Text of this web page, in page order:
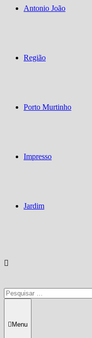
Antonio João
Região
Porto Murtinho
Impresso
Jardim
Pesquisar
por:
Menu